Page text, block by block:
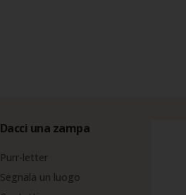
Dacci una zampa
Purr-letter
Segnala un luogo